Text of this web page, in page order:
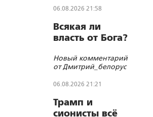
06.08.2026 21:58
Всякая ли
власть от Бога?
Новый комментарий
от Дмитрий_белорус
06.08.2026 21:21
Трамп и
сионисты всё